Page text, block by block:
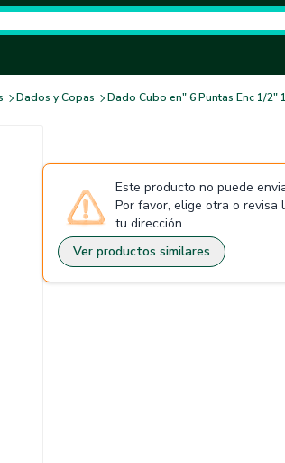
Dados y Copas Dado Cubo en" 6 Puntas Enc 1/2"
Este producto no puede
Por favor, elige otra o revisa
tu dirección.
Ver productos similares